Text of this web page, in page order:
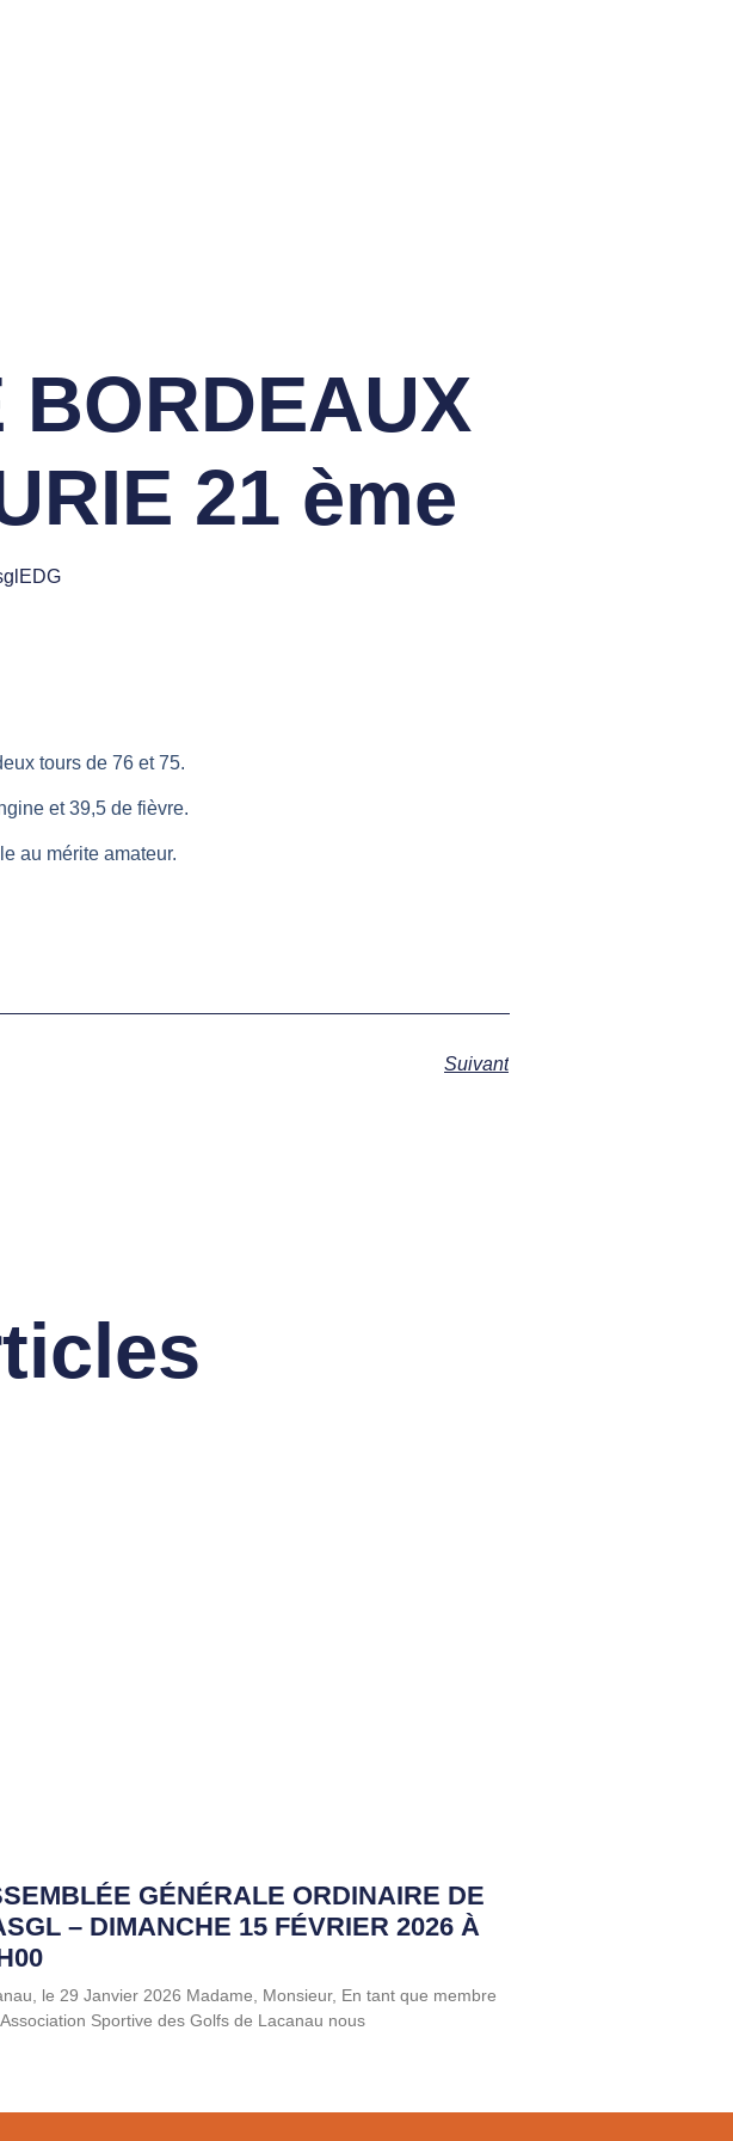
BORDEAUX
21 ème
tours de 76 et 75.
et 39,5 de fièvre.
au mérite amateur.
Suivant
GÉNÉRALE ORDINAIRE DE
– DIMANCHE 15 FÉVRIER 2026 À
le 29 Janvier 2026 Madame, Monsieur, En tant que membre
Association Sportive des Golfs de Lacanau nous